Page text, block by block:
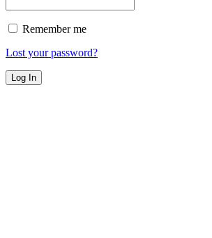
Remember me
Lost your password?